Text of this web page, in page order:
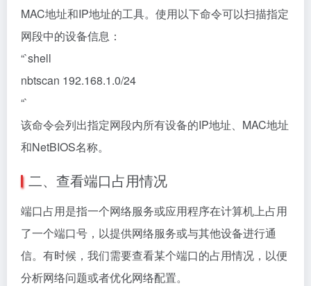
MAC地址和IP地址的工具。使用以下命令可以扫描指定
网段中的设备信息：
“`shell
nbtscan 192.168.1.0/24
“`
该命令会列出指定网段内所有设备的IP地址、MAC地址
和NetBIOS名称。
二、查看端口占用情况
端口占用是指一个网络服务或应用程序在计算机上占用
了一个端口号，以提供网络服务或与其他设备进行通
信。有时候，我们需要查看某个端口的占用情况，以便
分析网络问题或者优化网络配置。